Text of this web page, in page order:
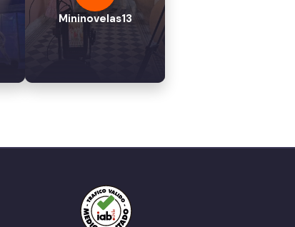
Mininovelas13